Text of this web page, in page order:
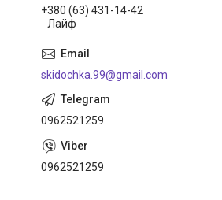
+380 (63) 431-14-42
Лайф
skidochka.99@gmail.com
0962521259
0962521259